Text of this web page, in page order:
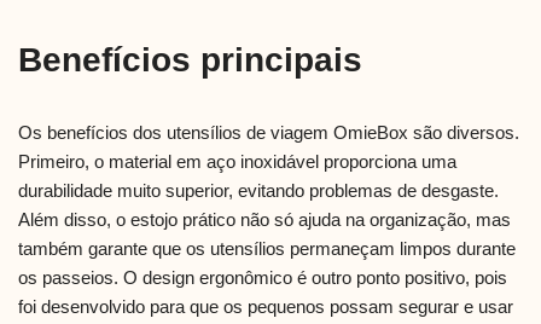
Benefícios principais
Os benefícios dos utensílios de viagem OmieBox são diversos.
Primeiro, o material em aço inoxidável proporciona uma
durabilidade muito superior, evitando problemas de desgaste.
Além disso, o estojo prático não só ajuda na organização, mas
também garante que os utensílios permaneçam limpos durante
os passeios. O design ergonômico é outro ponto positivo, pois
foi desenvolvido para que os pequenos possam segurar e usar